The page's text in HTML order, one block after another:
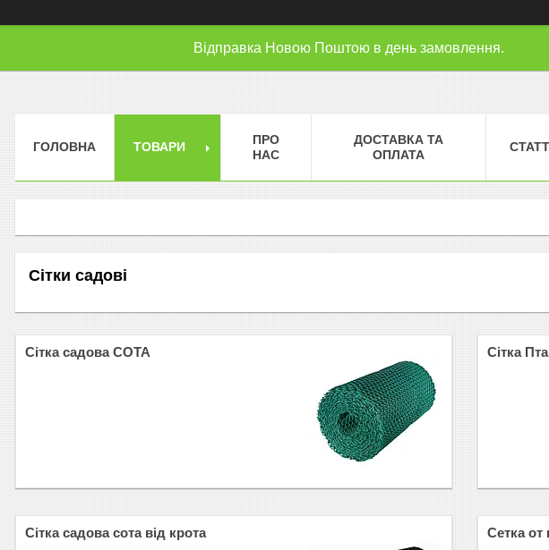
Відправка Новою Поштою в день замовлення.
ГОЛОВНА ТОВАРИ
ПРО
НАС
ДОСТАВКА ТА
ОПЛАТА
Сітки садові
Сітка садова СОТА Сітка
Сітка садова сота від крота Сетка от